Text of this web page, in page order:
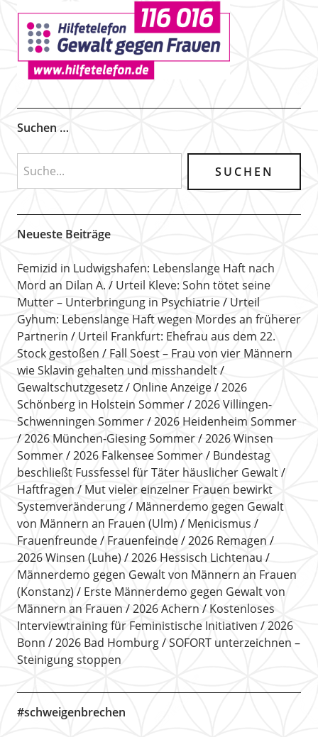
Suchen …
Neueste Beiträge
Femizid in Ludwigshafen: Lebenslange Haft nach
Mord an Dilan A.
Urteil Kleve: Sohn tötet seine
Mutter – Unterbringung in Psychiatrie
Urteil
Gyhum: Lebenslange Haft wegen Mordes an früherer
Partnerin
Urteil Frankfurt: Ehefrau aus dem 22.
Stock gestoßen
Fall Soest – Frau von vier Männern
wie Sklavin gehalten und misshandelt
Gewaltschutzgesetz
Online Anzeige
2026
Schönberg in Holstein Sommer
2026 Villingen-
Schwenningen Sommer
2026 Heidenheim Sommer
2026 München-Giesing Sommer
2026 Winsen
Sommer
2026 Falkensee Sommer
Bundestag
beschließt Fussfessel für Täter häuslicher Gewalt
Haftfragen
Mut vieler einzelner Frauen bewirkt
Systemveränderung
Männerdemo gegen Gewalt
von Männern an Frauen (Ulm)
Menicismus
Frauenfreunde
Frauenfeinde
2026 Remagen
2026 Winsen (Luhe)
2026 Hessisch Lichtenau
Männerdemo gegen Gewalt von Männern an Frauen
(Konstanz)
Erste Männerdemo gegen Gewalt von
Männern an Frauen
2026 Achern
Kostenloses
Interviewtraining für Feministische Initiativen
2026
Bonn
2026 Bad Homburg
SOFORT unterzeichnen –
Steinigung stoppen
#schweigenbrechen